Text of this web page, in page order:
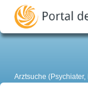
Arztsuche